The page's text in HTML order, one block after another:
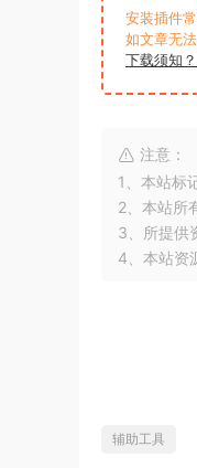
安装插件
如文章无
下载须知？
注意：
1、本站标
2、本站所
3、所提供
4、本站资
辅助工具